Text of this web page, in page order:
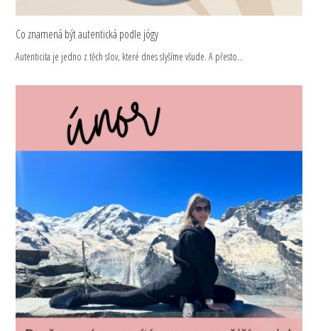
Co znamená být autentická podle jógy
Autenticita je jedno z těch slov, které dnes slyšíme všude. A přesto…